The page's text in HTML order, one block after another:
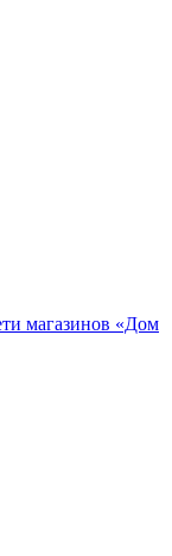
магазинов «Дом